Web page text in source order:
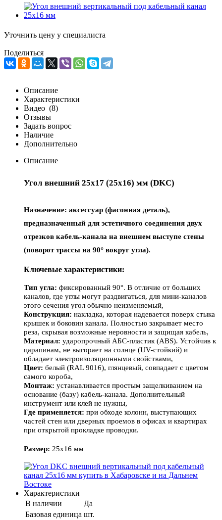
Уточнить цену у специалиста
Поделиться
Описание
Характеристики
Видео (8)
Отзывы
Задать вопрос
Наличие
Дополнительно
Описание
Угол внешний 25x17 (25x16) мм (DKC)
Назначение: аксессуар (фасонная деталь),
предназначенный для эстетичного соединения двух
отрезков кабель-канала на внешнем выступе стены
(поворот трассы на 90° вокруг угла).
Ключевые характеристики:
Тип угла: фиксированный 90°. В отличие от больших
каналов, где углы могут раздвигаться, для мини-каналов
этого сечения угол обычно неизменяемый,
Конструкция: накладка, которая надевается поверх стыка
крышек и боковин канала. Полностью закрывает место
реза, скрывая возможные неровности и защищая кабель,
Материал: ударопрочный АБС-пластик (ABS). Устойчив к
царапинам, не выгорает на солнце (UV-стойкий) и
обладает электроизоляционными свойствами,
Цвет: белый (RAL 9016), глянцевый, совпадает с цветом
самого короба,
Монтаж: устанавливается простым защелкиванием на
основание (базу) кабель-канала. Дополнительный
инструмент или клей не нужны,
Где применяется: при обходе колонн, выступающих
частей стен или дверных проемов в офисах и квартирах
при открытой прокладке проводки.
Размер: 25х16 мм
Характеристики
В наличии
Да
Базовая единица шт.